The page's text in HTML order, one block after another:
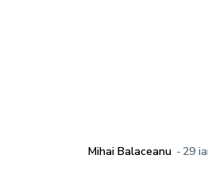
Mihai Balaceanu - 29